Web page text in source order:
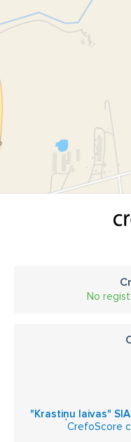
No
"Krastiņu laivas"
CrefoScore